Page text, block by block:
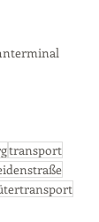
transport